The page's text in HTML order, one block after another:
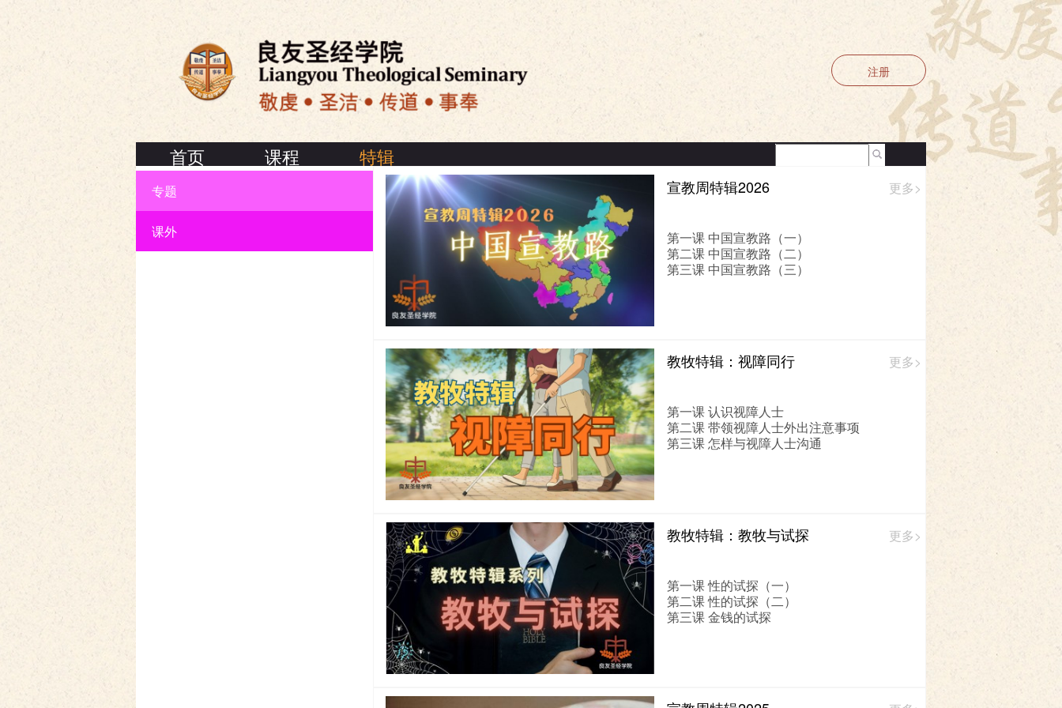
注册
首页 课程 特辑
专题
课外
宣教周特辑2026 更多>
第一课 中国宣教路（一）
第二课 中国宣教路（二）
第三课 中国宣教路（三）
教牧特辑：视障同行 更多>
第一课 认识视障人士
第二课 带领视障人士外出注意事项
第三课 怎样与视障人士沟通
教牧特辑：教牧与试探 更多>
第一课 性的试探（一）
第二课 性的试探（二）
第三课 金钱的试探
良友圣经学院介绍 关於良友电台| 免责声明 私隐政策|使用条款